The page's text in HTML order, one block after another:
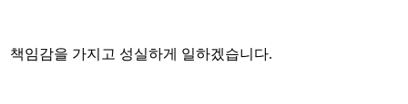
책임감을 가지고 성실하게 일하겠습니다.